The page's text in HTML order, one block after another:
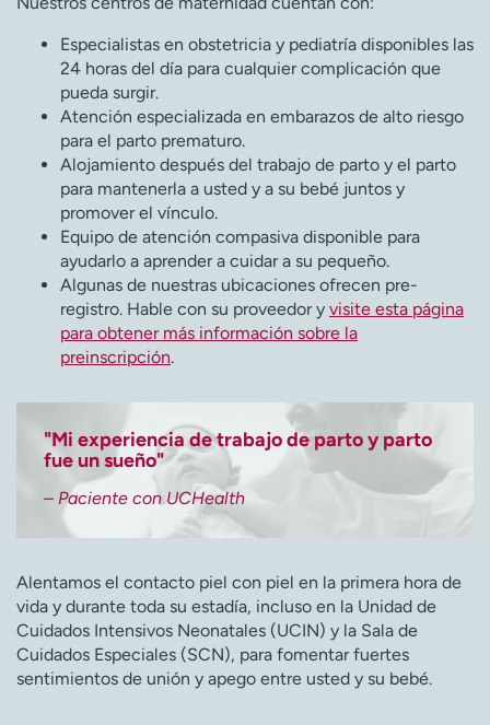
Especialistas en obstetricia y pediatría disponibles las
24 horas del día para cualquier complicación que
pueda surgir.
Atención especializada en embarazos de alto riesgo
para el parto prematuro.
Alojamiento después del trabajo de parto y el parto
para mantenerla a usted y a su bebé juntos y
promover el vínculo.
Equipo de atención compasiva disponible para
ayudarlo a aprender a cuidar a su pequeño.
Algunas de nuestras ubicaciones ofrecen pre-
registro. Hable con su proveedor y visite esta página
para obtener más información sobre la
preinscripción.
"Mi experiencia de trabajo de parto y parto
fue un sueño"
– Paciente con UCHealth
Alentamos el contacto piel con piel en la primera hora de
vida y durante toda su estadía, incluso en la Unidad de
Cuidados Intensivos Neonatales (UCIN) y la Sala de
Cuidados Especiales (SCN), para fomentar fuertes
sentimientos de unión y apego entre usted y su bebé.